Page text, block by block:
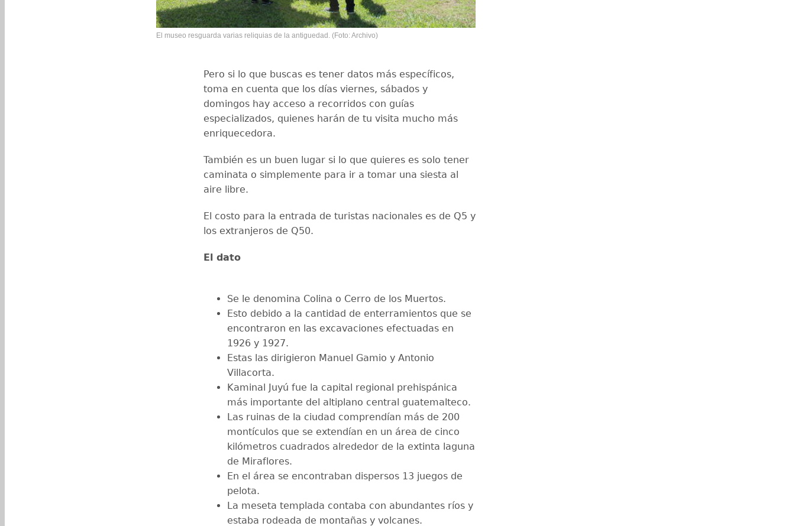
El museo resguarda varias reliquias de la antiguedad. (Foto: Archivo)
Pero si lo que buscas es tener datos más específicos,
toma en cuenta que los días viernes, sábados y
domingos hay acceso a recorridos con guías
especializados, quienes harán de tu visita mucho más
enriquecedora.
También es un buen lugar si lo que quieres es solo tener
caminata o simplemente para ir a tomar una siesta al
aire libre.
El costo para la entrada de turistas nacionales es de Q5 y
los extranjeros de Q50.
El dato
Se le denomina Colina o Cerro de los Muertos.
Esto debido a la cantidad de enterramientos que se
encontraron en las excavaciones efectuadas en
1926 y 1927.
Estas las dirigieron Manuel Gamio y Antonio
Villacorta.
Kaminal Juyú fue la capital regional prehispánica
más importante del altiplano central guatemalteco.
Las ruinas de la ciudad comprendían más de 200
montículos que se extendían en un área de cinco
kilómetros cuadrados alrededor de la extinta laguna
de Miraflores.
En el área se encontraban dispersos 13 juegos de
pelota.
La meseta templada contaba con abundantes ríos y
estaba rodeada de montañas y volcanes.